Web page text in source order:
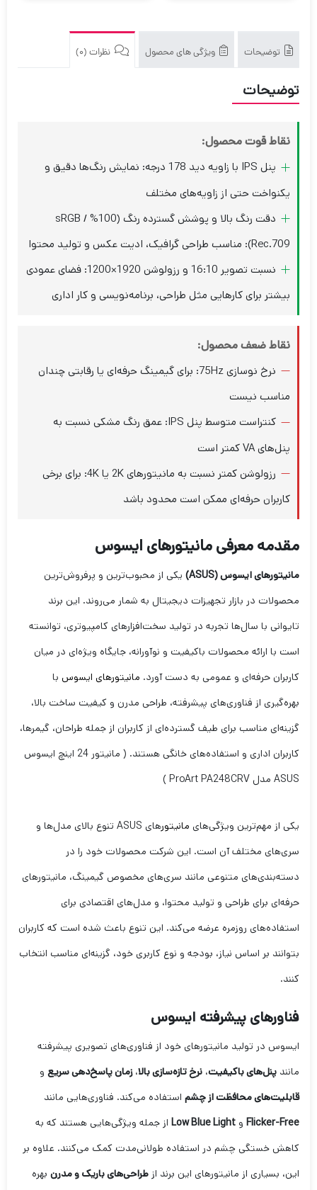
توضیحات ویژگی های محصول نظرات (0)
توضیحات
نقاط قوت محصول:
پنل IPS با زاویه دید 178 درجه: نمایش رنگ‌ها دقیق و
یکنواخت حتی از زاویه‌های مختلف
دقت رنگ بالا و پوشش گسترده رنگ (100% sRGB /
Rec.709): مناسب طراحی گرافیک، ادیت عکس و تولید محتوا
نسبت تصویر 16:10 و رزولوشن 1920×1200: فضای عمودی
بیشتر برای کارهایی مثل طراحی، برنامه‌نویسی و کار اداری
نقاط ضعف محصول:
نرخ نوسازی 75Hz: برای گیمینگ حرفه‌ای یا رقابتی چندان
مناسب نیست
کنتراست متوسط پنل IPS: عمق رنگ مشکی نسبت به
پنل‌های VA کمتر است
رزولوشن کمتر نسبت به مانیتورهای 2K یا 4K: برای برخی
کاربران حرفه‌ای ممکن است محدود باشد
مقدمه معرفی مانیتورهای ایسوس
مانیتورهای ایسوس (ASUS)
یکی از محبوب‌ترین و پرفروش‌ترین
محصولات در بازار تجهیزات دیجیتال به شمار می‌روند. این برند
تایوانی با سال‌ها تجربه در تولید سخت‌افزارهای کامپیوتری، توانسته
است با ارائه محصولات باکیفیت و نوآورانه، جایگاه ویژه‌ای در میان
کاربران حرفه‌ای و عمومی به دست آورد. مانیتورهای ایسوس با
بهره‌گیری از فناوری‌های پیشرفته، طراحی مدرن و کیفیت ساخت بالا،
گزینه‌ای مناسب برای طیف گسترده‌ای از کاربران از جمله طراحان، گیمرها،
کاربران اداری و استفاده‌های خانگی هستند. ( مانیتور 24 اینچ ایسوس
ASUS مدل ProArt PA248CRV )
یکی از مهم‌ترین ویژگی‌های مانیتور
های ASUS تنوع بالای مدل‌ها و
سری‌های مختلف آن است. این شرکت محصولات خود را در
دسته‌بندی‌های متنوعی مانند سری‌های مخصوص گیمینگ، مانیتورهای
حرفه‌ای برای طراحی و تولید محتوا، و مدل‌های اقتصادی برای
استفاده‌های روزمره عرضه می‌کند. این تنوع باعث شده است که کاربران
بتوانند بر اساس نیاز، بودجه و نوع کاربری خود، گزینه‌ای مناسب انتخاب
کنند.
فناورهای پیشرفته ایسوس
ایسوس در تولید مانیتورهای خود از فناوری‌های تصویری پیشرفته
مانند پنل‌های باکیفیت، نرخ تازه‌سازی بالا،زمان پاسخ‌دهی سریع و
قابلیت‌های محافظت از چشم استفاده می‌کند. فناوری‌هایی مانند
Flicker-Free و Low Blue Light از جمله ویژگی‌هایی هستند که به
کاهش خستگی چشم در استفاده طولانی‌مدت کمک می‌کنند. علاوه بر
این، بسیاری از مانیتورهای این برند از طراحی‌های باریک و مدرن بهره